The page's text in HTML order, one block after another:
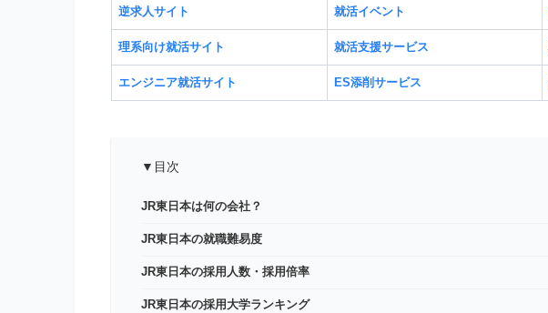
逆求人サイト 就活イベント
理系向け就活サイト 就活支援サービス
エンジニア就活サイト ES添削サービス
▼目次
JR東日本は何の会社？
JR東日本の就職難易度
JR東日本の採用人数・採用倍率
JR東日本の採用大学ランキング